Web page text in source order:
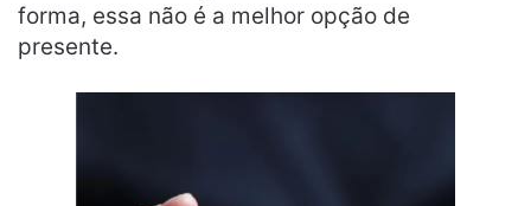
forma, essa não é a melhor opção de
presente.